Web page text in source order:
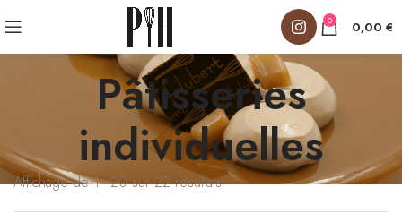
0 0,00 €
Pâtisseries
individuelles
Affichage de 1–20 sur 22 résultats